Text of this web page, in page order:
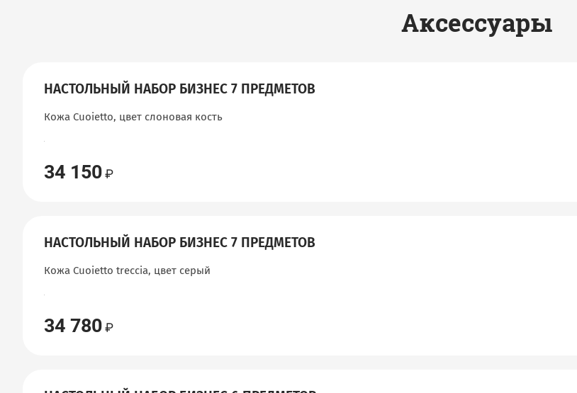
Аксессуары
НАСТОЛЬНЫЙ НАБОР БИЗНЕС 7 ПРЕДМЕТОВ
Кожа Cuoietto, цвет слоновая кость
34 150
НАСТОЛЬНЫЙ НАБОР БИЗНЕС 7 ПРЕДМЕТОВ
Кожа Cuoietto treccia, цвет серый
34 780